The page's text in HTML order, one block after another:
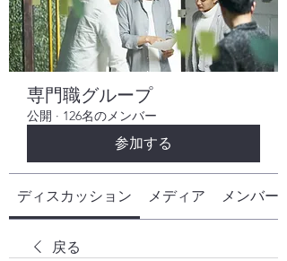
専門職グループ
公開 · 126名のメンバー
参加する
ディスカッション メディア メンバー
戻る